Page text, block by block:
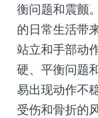
衡问题和震颤
的日常生活带
站立和手部动
硬、平衡问题
易出现动作不
受伤和骨折的